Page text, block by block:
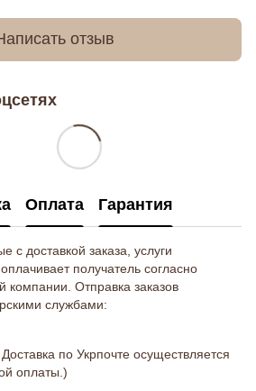
отзыв
Оплата Гарантия
с доставкой заказа, услуги
получатель согласно
компании. Отправка заказов
службами:
Доставка по Укрпочте осуществляется
оплаты.)